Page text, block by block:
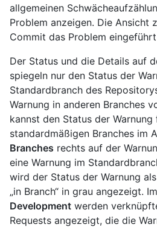
allgemeinen
Problem anzeigen. Die Ansicht
Commit das Problem
Der Status und die Details auf
spiegeln nur den Status der
Standardbranch des
Warnung in anderen Branches
kannst den Status der Warnung
standardmäßigen Branches im
Branches rechts auf der
eine Warnung im
wird der Status der Warnung
„in Branch“ in grau angezeigt.
Development werden
Requests angezeigt, die die